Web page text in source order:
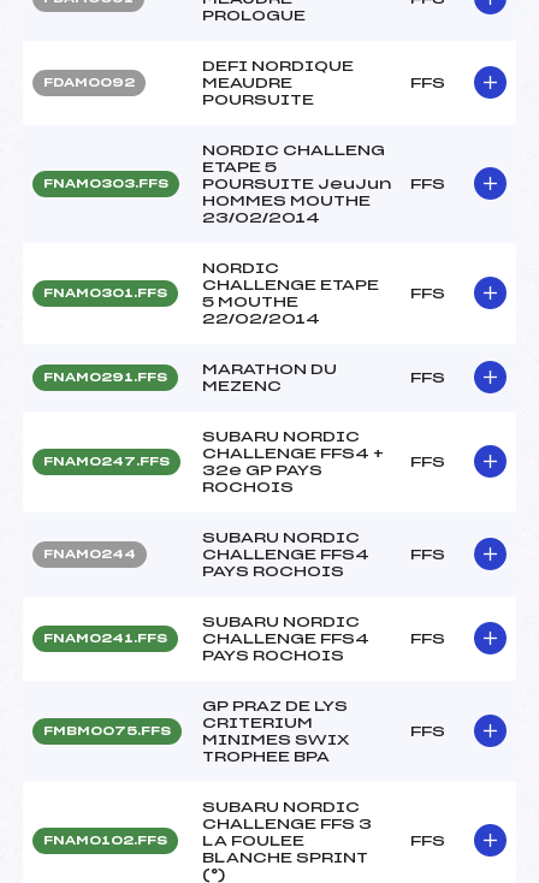
PROLOGUE
FDAM0092
DEFI NORDIQUE
MEAUDRE
POURSUITE
FFS
FNAM0303.FFS
NORDIC CHALLENG
ETAPE 5
POURSUITE JeuJun
HOMMES MOUTHE
23/02/2014
FFS
FNAM0301.FFS
NORDIC
CHALLENGE ETAPE
5 MOUTHE
22/02/2014
FFS
FNAM0291.FFS
MARATHON DU
MEZENC
FFS
FNAM0247.FFS
SUBARU NORDIC
CHALLENGE FFS4 +
32e GP PAYS
ROCHOIS
FFS
FNAM0244
SUBARU NORDIC
CHALLENGE FFS4
PAYS ROCHOIS
FFS
FNAM0241.FFS
SUBARU NORDIC
CHALLENGE FFS4
PAYS ROCHOIS
FFS
FMBM0075.FFS
GP PRAZ DE LYS
CRITERIUM
MINIMES SWIX
TROPHEE BPA
FFS
FNAM0102.FFS
SUBARU NORDIC
CHALLENGE FFS 3
LA FOULEE
BLANCHE SPRINT
(°)
FFS